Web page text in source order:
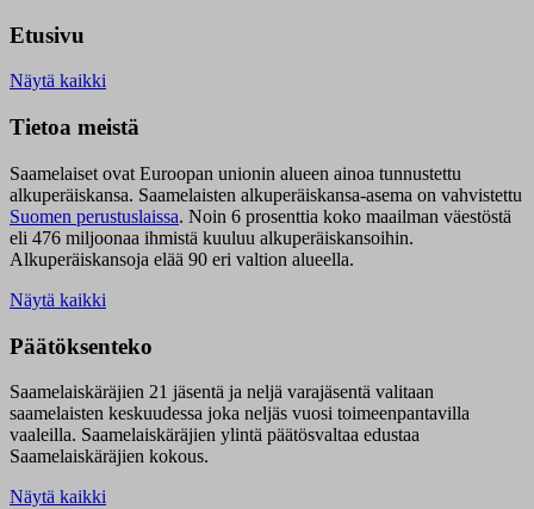
Etusivu
Näytä kaikki
Tietoa meistä
Saamelaiset ovat Euroopan unionin alueen ainoa tunnustettu
alkuperäiskansa. Saamelaisten alkuperäiskansa-asema on vahvistettu
Suomen perustuslaissa. Noin 6 prosenttia koko maailman väestöstä
eli 476 miljoonaa ihmistä kuuluu alkuperäiskansoihin.
Alkuperäiskansoja elää 90 eri valtion alueella.
Näytä kaikki
Päätöksenteko
Saamelaiskäräjien 21 jäsentä ja neljä varajäsentä valitaan
saamelaisten keskuudessa joka neljäs vuosi toimeenpantavilla
vaaleilla. Saamelaiskäräjien ylintä päätösvaltaa edustaa
Saamelaiskäräjien kokous.
Näytä kaikki